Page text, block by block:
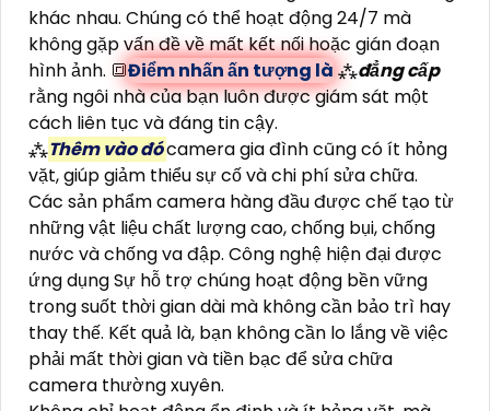
khác nhau. Chúng có thể hoạt động 24/7 mà
không gặp vấn đề về mất kết nối hoặc gián đoạn
hình ảnh. 🔳Điểm nhấn ấn tượng là ⁂đẳng cấp
rằng ngôi nhà của bạn luôn được giám sát một
cách liên tục và đáng tin cậy.
⁂Thêm vào đócamera gia đình cũng có ít hỏng
vặt, giúp giảm thiểu sự cố và chi phí sửa chữa.
Các sản phẩm camera hàng đầu được chế tạo từ
những vật liệu chất lượng cao, chống bụi, chống
nước và chống va đập. Công nghệ hiện đại được
ứng dụng Sự hỗ trợ chúng hoạt động bền vững
trong suốt thời gian dài mà không cần bảo trì hay
thay thế. Kết quả là, bạn không cần lo lắng về việc
phải mất thời gian và tiền bạc để sửa chữa
camera thường xuyên.